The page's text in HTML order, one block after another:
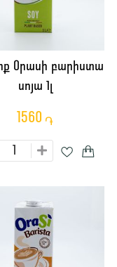
Օրասի բարիստա
սոյա 1լ
1560 ֏